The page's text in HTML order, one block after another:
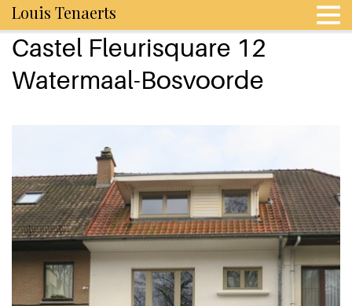
Louis Tenaerts
Castel Fleurisquare 12
Watermaal-Bosvoorde